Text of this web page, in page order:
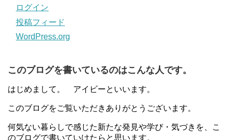
ログイン
投稿フィード
WordPress.org
このブログを書いているのはこんな人です。
はじめまして。 アイビーといいます。
このブログをご覧いただきありがとうございます。
何気ない暮らしで感じた新たな発見や学び・気づきを、こ
のブログで書いていけたらと思います。